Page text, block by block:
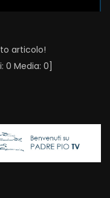
articolo!
0 Media: 0]